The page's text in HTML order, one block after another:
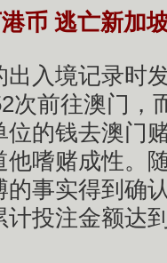
币 逃亡新加
入境记录时
次前往澳门，
的钱去澳门
嗜赌成性。
事实得到确
投注金额达